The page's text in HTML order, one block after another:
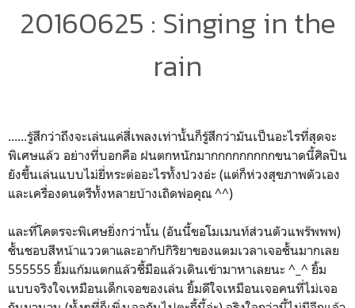
20160625 : Singing in the
rain
......รู้สึกว่าถึงจะเล่นแค่สี่เพลงเท่านั้นก็รู้สึกว่ามันเป็นอะไรที่สุดจะ
พิเศษแล้ว อย่างที่บอกคือ ฝนตกหนักมากกกกกกกกกขนาดนี้ศิลปิน
ยังขึ้นเล่นแบบไม่ยี่หระต่ออะไรทั้งปวงอ่ะ (แต่ก็ห่วงสุขภาพตัวเอง
และเครื่องดนตรีทั้งหลายบ้างเถิดพ่อคุณ ^^)
และที่โคตรจะพิเศษยิ่งกว่านั้น (อันนี้ขอโมเมนท์ส่วนตัวแพร๊พพพ)
ชั้นชอบสีหน้าแววตาและอากัปกิริยาของแตมเวลาเจอชั้นมากเลย
555555 ยิ้มแก้มแตกแล้วชี้มือแล้วเดินเข้ามาหาเลยนะ ^_^ ยิ้ม
แบบจริงใจเหมือนเด็กเจอของเล่น ยิ้มดีใจเหมือนเจอคนที่ไม่เจอ